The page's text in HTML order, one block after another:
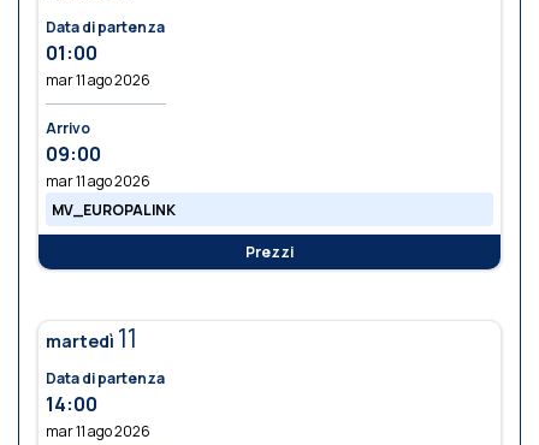
Data di partenza
01:00
mar 11 ago 2026
Arrivo
09:00
mar 11 ago 2026
MV_EUROPALINK
Prezzi
martedì 11
Data di partenza
14:00
mar 11 ago 2026